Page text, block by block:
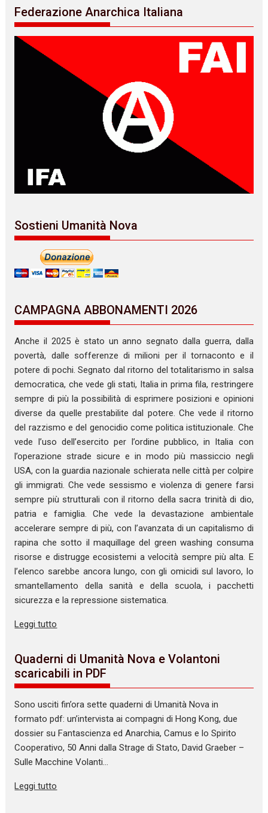
Federazione Anarchica Italiana
Sostieni Umanità Nova
CAMPAGNA ABBONAMENTI 2026
Anche il 2025 è stato un anno segnato dalla guerra, dalla
povertà, dalle sofferenze di milioni per il tornaconto e il
potere di pochi. Segnato dal ritorno del totalitarismo in salsa
democratica, che vede gli stati, Italia in prima fila, restringere
sempre di più la possibilità di esprimere posizioni e opinioni
diverse da quelle prestabilite dal potere. Che vede il ritorno
del razzismo e del genocidio come politica istituzionale. Che
vede l’uso dell’esercito per l’ordine pubblico, in Italia con
l’operazione strade sicure e in modo più massiccio negli
USA, con la guardia nazionale schierata nelle città per colpire
gli immigrati. Che vede sessismo e violenza di genere farsi
sempre più strutturali con il ritorno della sacra trinità di dio,
patria e famiglia. Che vede la devastazione ambientale
accelerare sempre di più, con l’avanzata di un capitalismo di
rapina che sotto il maquillage del green washing consuma
risorse e distrugge ecosistemi a velocità sempre più alta. E
l’elenco sarebbe ancora lungo, con gli omicidi sul lavoro, lo
smantellamento della sanità e della scuola, i pacchetti
sicurezza e la repressione sistematica.
Leggi tutto
Quaderni di Umanità Nova e Volantoni
scaricabili in PDF
Sono usciti fin’ora sette quaderni di Umanità Nova in
formato pdf: un’intervista ai compagni di Hong Kong, due
dossier su Fantascienza ed Anarchia, Camus e lo Spirito
Cooperativo, 50 Anni dalla Strage di Stato, David Graeber –
Sulle Macchine Volanti…
Leggi tutto